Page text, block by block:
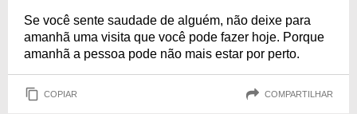
Se você sente saudade de alguém, não deixe para
amanhã uma visita que você pode fazer hoje. Porque
amanhã a pessoa pode não mais estar por perto.
COPIAR COMPARTILHAR